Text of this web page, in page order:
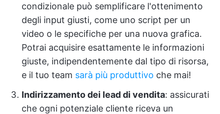
condizionale può semplificare l'ottenimento
degli input giusti, come uno script per un
video o le specifiche per una nuova grafica.
Potrai acquisire esattamente le informazioni
giuste, indipendentemente dal tipo di risorsa,
e il tuo team sarà più produttivo che mai!
Indirizzamento dei lead di vendita: assicurati
che ogni potenziale cliente riceva un